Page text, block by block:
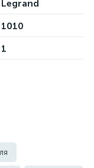
Legrand
1010
1